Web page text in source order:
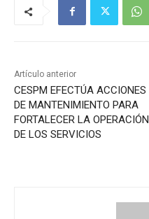
Artículo anterior
CESPM EFECTÚA ACCIONES
DE MANTENIMIENTO PARA
FORTALECER LA OPERACIÓN
DE LOS SERVICIOS